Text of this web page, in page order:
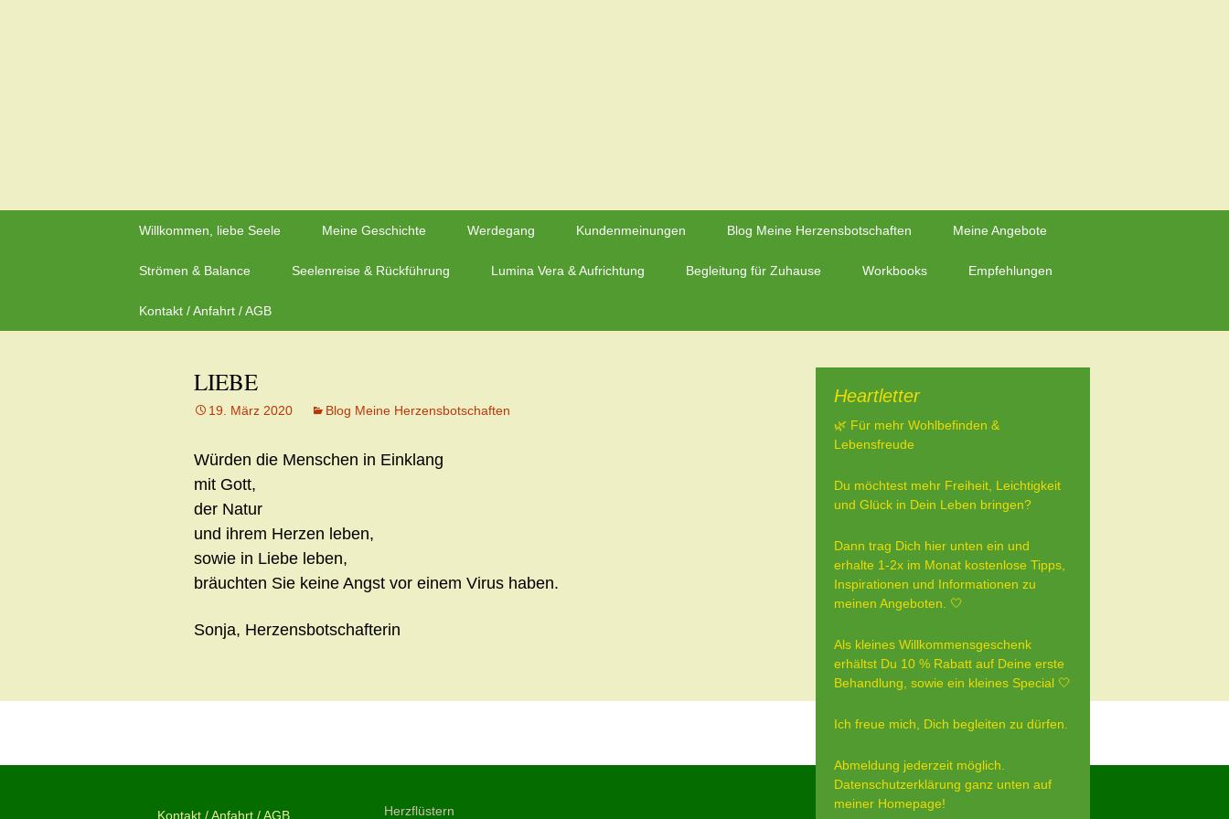
Willkommen, liebe Seele Meine Geschichte Werdegang Kundenmeinungen Blog Meine Herzensbotschaften Meine Angebote
Strömen & Balance Seelenreise & Rückführung Lumina Vera & Aufrichtung Begleitung für Zuhause Workbooks Empfehlungen
Kontakt / Anfahrt / AGB
LIEBE
19. März 2020 Blog Meine Herzensbotschaften
Würden die Menschen in Einklang
mit Gott,
der Natur
und ihrem Herzen leben,
sowie in Liebe leben,
bräuchten Sie keine Angst vor einem Virus haben.
Sonja, Herzensbotschafterin
Heartletter
🌿 Für mehr Wohlbefinden &
Lebensfreude
Du möchtest mehr Freiheit, Leichtigkeit
und Glück in Dein Leben bringen?
Dann trag Dich hier unten ein und
erhalte 1-2x im Monat kostenlose Tipps,
Inspirationen und Informationen zu
meinen Angeboten. 🤍
Als kleines Willkommensgeschenk
erhältst Du 10 % Rabatt auf Deine erste
Behandlung, sowie ein kleines Special 🤍
Ich freue mich, Dich begleiten zu dürfen.
Abmeldung jederzeit möglich.
Datenschutzerklärung ganz unten auf
meiner Homepage!
Kontakt / Anfahrt / AGB
Herzflüstern